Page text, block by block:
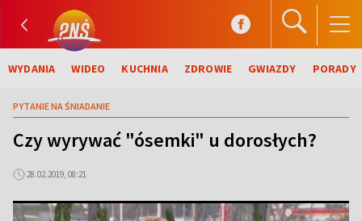
WYDANIA WIDEO KUCHNIA ZDROWIE GWIAZDY PORADY
PYTANIE NA ŚNIADANIE
Czy wyrywać "ósemki" u dorosłych?
28.02.2019, 08:21